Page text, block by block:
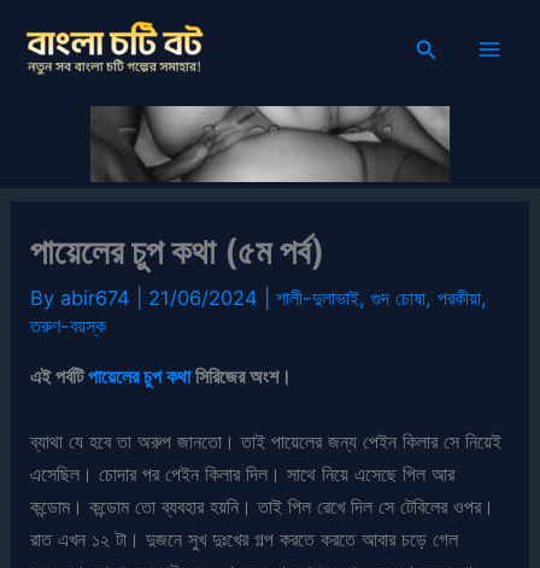
content
Search
পায়েলের চুপ কথা (৫ম পর্ব)
Byabir674 21/06/2024 |শালী-দুলাভাই,গুদ চোষা,পরকীয়া,
তরুণ-বয়স্ক
এই পর্বটিপায়েলের চুপ কথাসিরিজের অংশ।
ব্যাথা যে হবে তা অরুপ জানতো। তাই পায়েলের জন্য পেইন কিলার সে নিয়েই
এসেছিল। চোদার পর পেইন কিলার দিল। সাথে নিয়ে এসেছে পিল আর
কন্ডোম। কন্ডোম তো ব্যবহার হয়নি। তাই পিল রেখে দিল সে টেবিলের ওপর।
রাত এখন ১২ টা। দুজনে সুখ দুঃখের গল্প করতে করতে আবার চড়ে গেল